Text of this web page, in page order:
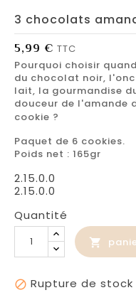
3 chocolats
5,99 € TTC
Pourquoi choisir
du chocolat noir,
lait, la gourmandise
douceur de l'amande
cookie ?
Paquet de 6 cookies.
Poids net : 165gr
2.15.0.0
2.15.0.0
Quantité

 Rupture de stock